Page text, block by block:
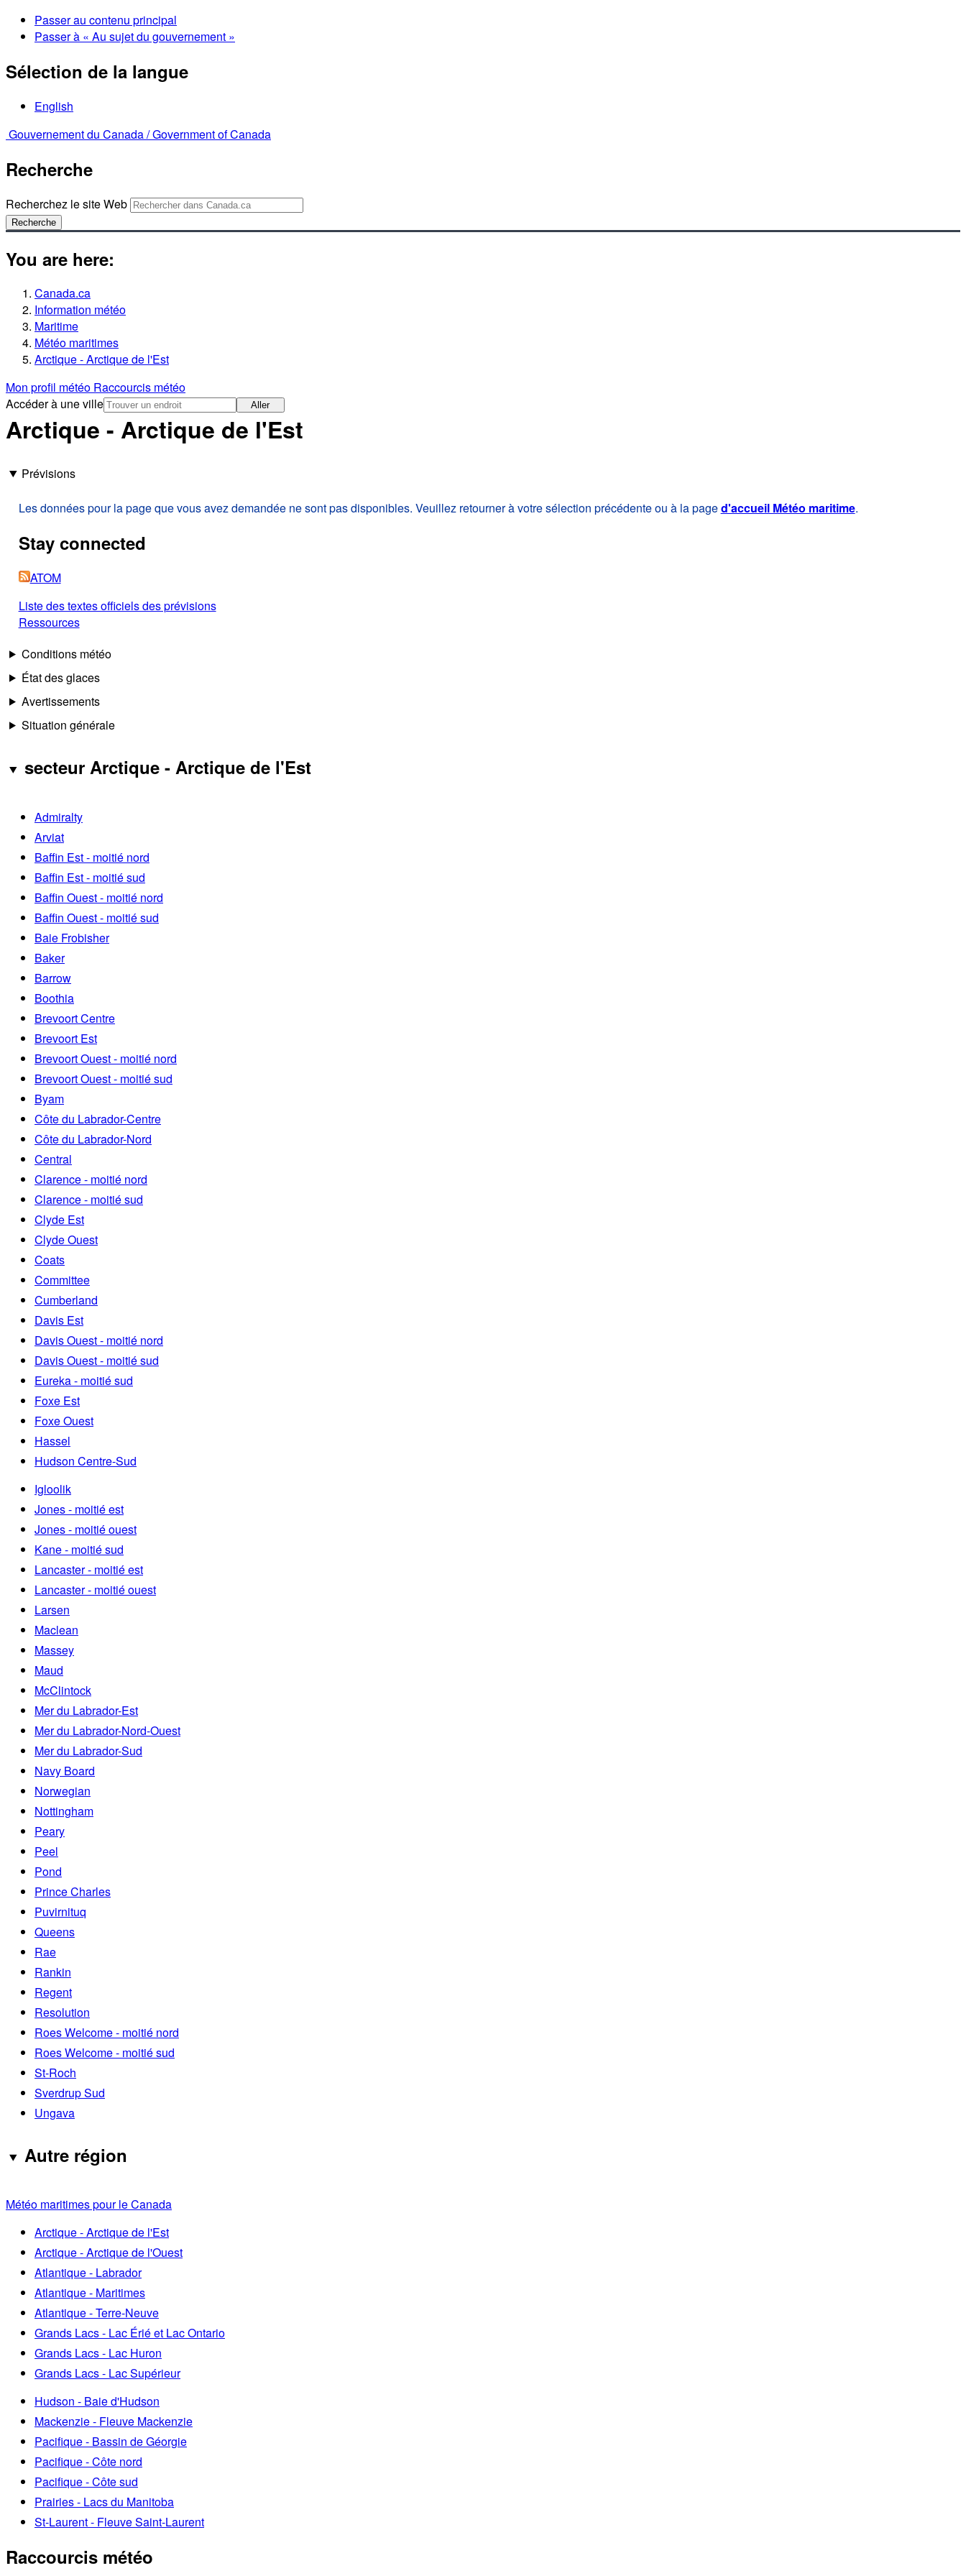
Passer au contenu principal
Passer à « Au sujet du gouvernement »
Sélection de la langue
English
Gouvernement du Canada /Government of Canada
Recherche
Recherchez le site Web
Recherche
You are here:
Canada.ca
Information météo
Maritime
Météo maritimes
Arctique - Arctique de l'Est
Mon profil météo Raccourcis météo
Accéder à une ville
Aller
Arctique - Arctique de l'Est
Prévisions
Les données pour la page que vous avez demandée ne sont pas disponibles. Veuillez retourner à votre sélection précédente ou à la paged'accueil Météo maritime.
Stay connected
ATOM
Liste des textes officiels des prévisions
Ressources
Conditions météo
État des glaces
Avertissements
Situation générale
secteur Arctique - Arctique de l'Est
Admiralty
Arviat
Baffin Est - moitié nord
Baffin Est - moitié sud
Baffin Ouest - moitié nord
Baffin Ouest - moitié sud
Baie Frobisher
Baker
Barrow
Boothia
Brevoort Centre
Brevoort Est
Brevoort Ouest - moitié nord
Brevoort Ouest - moitié sud
Byam
Côte du Labrador-Centre
Côte du Labrador-Nord
Central
Clarence - moitié nord
Clarence - moitié sud
Clyde Est
Clyde Ouest
Coats
Committee
Cumberland
Davis Est
Davis Ouest - moitié nord
Davis Ouest - moitié sud
Eureka - moitié sud
Foxe Est
Foxe Ouest
Hassel
Hudson Centre-Sud
Igloolik
Jones - moitié est
Jones - moitié ouest
Kane - moitié sud
Lancaster - moitié est
Lancaster - moitié ouest
Larsen
Maclean
Massey
Maud
McClintock
Mer du Labrador-Est
Mer du Labrador-Nord-Ouest
Mer du Labrador-Sud
Navy Board
Norwegian
Nottingham
Peary
Peel
Pond
Prince Charles
Puvirnituq
Queens
Rae
Rankin
Regent
Resolution
Roes Welcome - moitié nord
Roes Welcome - moitié sud
St-Roch
Sverdrup Sud
Ungava
Autre région
Météo maritimes pour le Canada
Arctique - Arctique de l'Est
Arctique - Arctique de l'Ouest
Atlantique - Labrador
Atlantique - Maritimes
Atlantique - Terre-Neuve
Grands Lacs - Lac Érié et Lac Ontario
Grands Lacs - Lac Huron
Grands Lacs - Lac Supérieur
Hudson - Baie d'Hudson
Mackenzie - Fleuve Mackenzie
Pacifique - Bassin de Géorgie
Pacifique - Côte nord
Pacifique - Côte sud
Prairies - Lacs du Manitoba
St-Laurent - Fleuve Saint-Laurent
Raccourcis météo